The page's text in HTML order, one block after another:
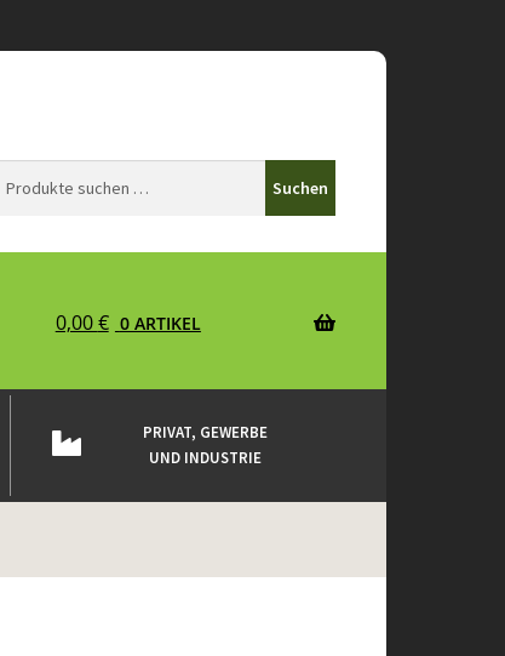
Suchen
0,00€ 0 ARTIKEL
PRIVAT, GEWERBE
UND INDUSTRIE